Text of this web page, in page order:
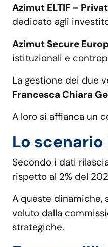
Azimut ELTIF –
dedicato agli
Azimut Secure
istituzionali e
La gestione dei due
Francesca Chiara
A loro si affianca un
Lo
Secondo i dati
rispetto al 2% del
A queste dinamiche,
voluto dalla
strategiche.